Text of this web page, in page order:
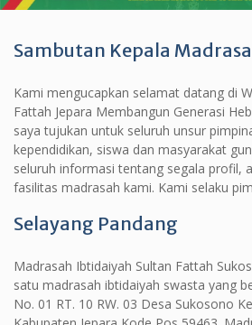
Sambutan Kepala
Kami mengucapkan selamat datang di
Fattah Jepara Membangun Generasi
saya tujukan untuk seluruh unsur
kependidikan, siswa dan masyarakat
seluruh informasi tentang segala profil,
fasilitas madrasah kami. Kami selaku
Selayang Pandang
Madrasah Ibtidaiyah Sultan Fattah
satu madrasah ibtidaiyah swasta yang
No. 01 RT. 10 RW. 03 Desa Sukosono